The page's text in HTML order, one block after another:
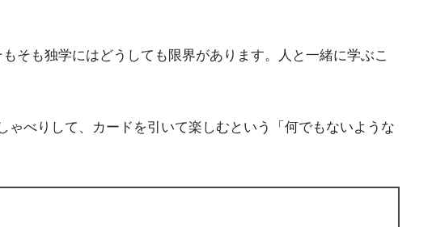
そも独学にはどうしても限界があります。人と一緒に学ぶこ
べりして、カードを引いて楽しむという「何でもないような